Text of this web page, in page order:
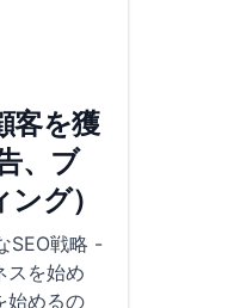
客を獲
、ブ
グ）
SEO戦略 -
スを始め
始めるの